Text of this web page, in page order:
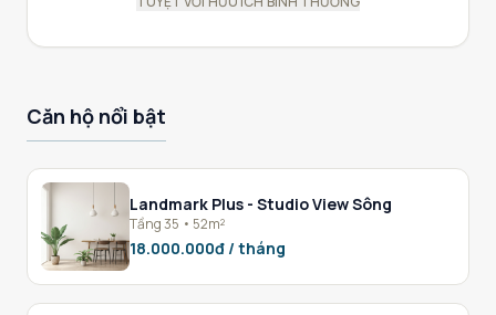
Căn hộ nổi bật
Landmark Plus - Studio View Sông
Tầng 35 • 52m²
18.000.000đ / tháng